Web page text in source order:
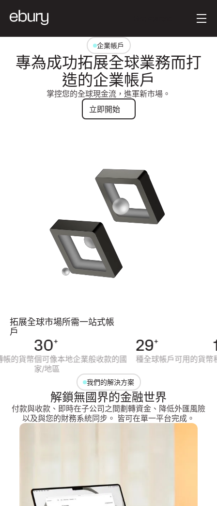
企業帳戶
專為成功拓展全球業務而打
造的企業帳戶
掌控您的全球現金流，進軍新市場。
立即開始
立即開始
拓展全球市場所需一站式帳
戶
貨幣
30+
個可像本地企業般收款的國
家/地區
29+
種全球帳戶可用的貨幣
15
種
我們的解決方案
解鎖無國界的金融世界
付款與收款、即時在子公司之間劃轉資金、降低外匯風險
以及與您的財務系統同步。 皆可在單一平台完成。